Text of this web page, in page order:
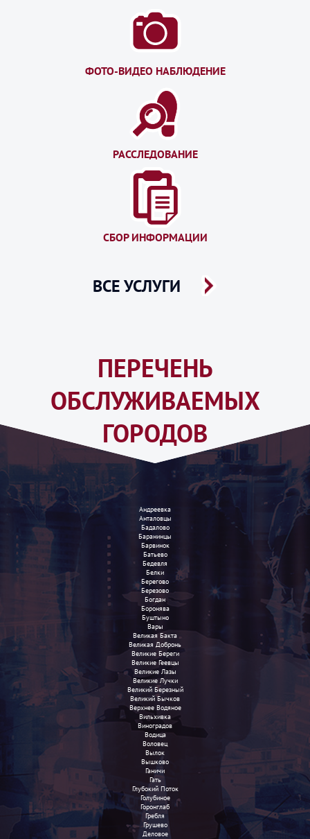
ФОТО-ВИДЕО НАБЛЮДЕНИЕ
РАССЛЕДОВАНИЕ
СБОР ИНФОРМАЦИИ
ВСЕ УСЛУГИ
ПЕРЕЧЕНЬ
ОБСЛУЖИВАЕМЫХ
ГОРОДОВ
Андреевка
Анталовцы
Бадалово
Баранинцы
Барвинок
Батьево
Бедевля
Белки
Берегово
Березово
Богдан
Боронява
Буштыно
Вары
Великая Бакта
Великая Добронь
Великие Береги
Великие Геевцы
Великие Лазы
Великие Лучки
Великий Березный
Великий Бычков
Верхнее Водяное
Вильхивка
Виноградов
Водица
Воловец
Вылок
Вышково
Ганичи
Гать
Глубокий Поток
Голубиное
Горонглаб
Гребля
Грушево
Деловое